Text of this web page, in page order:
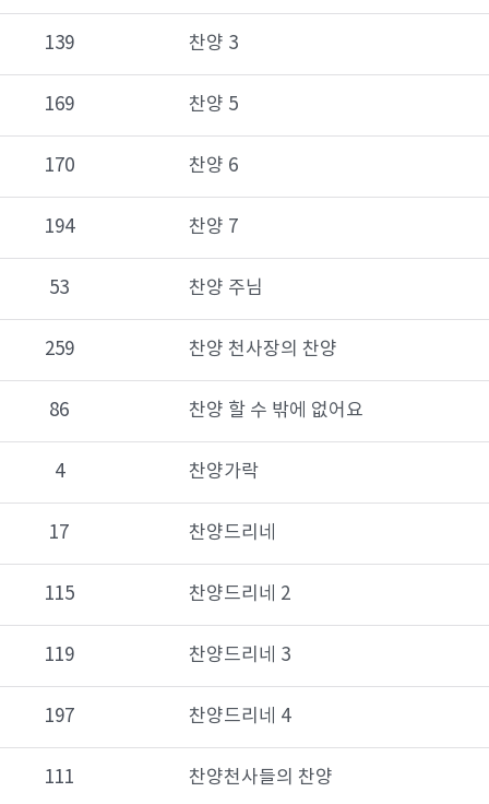
139 찬양 3
169 찬양 5
170 찬양 6
194 찬양 7
53 찬양 주님
259 찬양 천사장의 찬양
86 찬양 할 수 밖에 없어요
4 찬양가락
17 찬양드리네
115 찬양드리네 2
119 찬양드리네 3
197 찬양드리네 4
111 찬양천사들의 찬양